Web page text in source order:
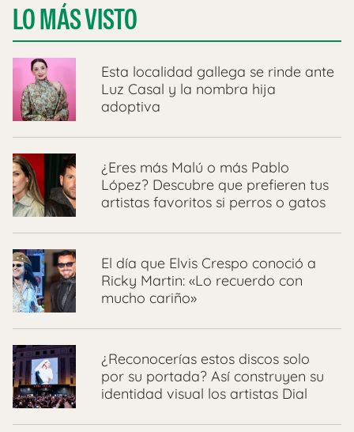
LO MÁS VISTO
Esta localidad gallega se rinde ante
Luz Casal y la nombra hija
adoptiva
¿Eres más Malú o más Pablo
López? Descubre que prefieren tus
artistas favoritos si perros o gatos
El día que Elvis Crespo conoció a
Ricky Martin: «Lo recuerdo con
mucho cariño»
¿Reconocerías estos discos solo
por su portada? Así construyen su
identidad visual los artistas Dial